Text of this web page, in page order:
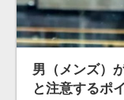
男（メンズ）
と注意するポ